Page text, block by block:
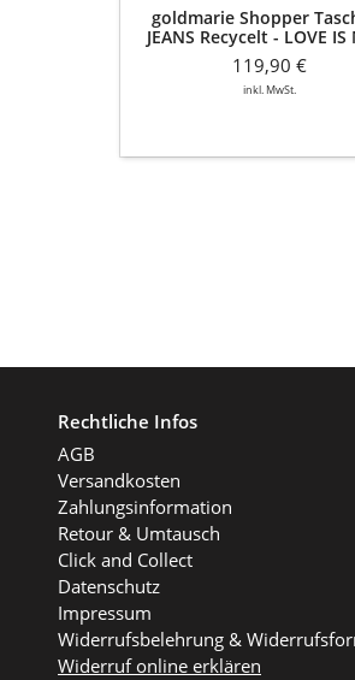
NR
denim
goldmarie Shopper
JEANS Recycelt - LOVE IS
SUPERPOWER - NR 5 -
reversible - denim
37x38x15cm
119,90 €
inkl. MwSt.
Rechtliche Infos
AGB
Versandkosten
Zahlungsinformation
Retour & Umtausch
Click and Collect
Datenschutz
Impressum
Widerrufsbelehrung &
Widerruf online erklären